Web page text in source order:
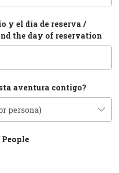
y el día de reserva /
the day of reservation
aventura contigo?